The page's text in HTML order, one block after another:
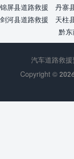
锦屏县道路救援 丹寨
剑河县道路救援
天柱
黔东
汽车道路救
Copyright ©